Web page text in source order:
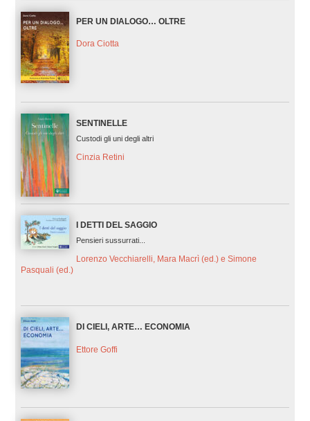
PER UN DIALOGO… OLTRE
Dora Ciotta
SENTINELLE
Custodi gli uni degli altri
Cinzia Retini
I DETTI DEL SAGGIO
Pensieri sussurrati...
Lorenzo Vecchiarelli, Mara Macrì (ed.) e Simone
Pasquali (ed.)
DI CIELI, ARTE… ECONOMIA
Ettore Goffi